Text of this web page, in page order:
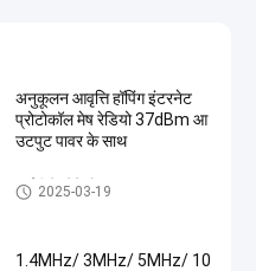
अनुकूलन आवृत्ति हॉपिंग इंटरनेट
प्रोटोकॉल मेष रेडियो 37dBm आ
उटपुट पावर के साथ
आईपी ​​मेष रेडियो
2025-03-19
1.4MHz/ 3MHz/ 5MHz/ 10